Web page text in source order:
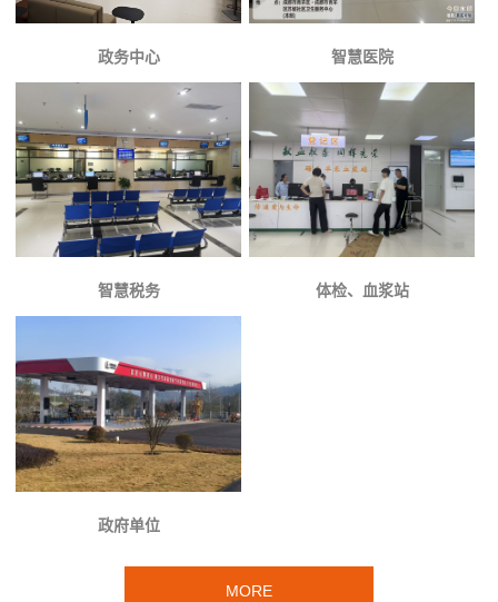
政务中心 智慧医院
智慧税务 体检、血浆站
政府单位
MORE